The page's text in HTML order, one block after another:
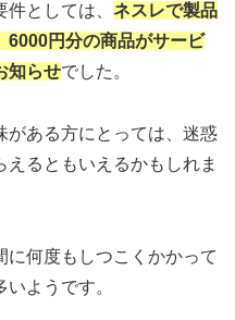
としては、 ネスレで製品
6000円分の商品がサービ
知らせでした。
がある方にとっては、迷惑
るともいえるかもしれま
に何度もしつこくかかって
ようです。